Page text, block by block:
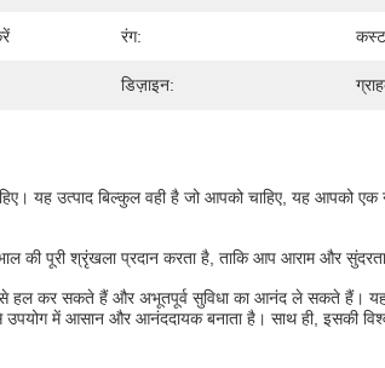
रंग:
डिज़ाइन:
यह उत्पाद बिल्कुल वही है जो आपको चाहिए, यह आपको
की पूरी श्रृंखला प्रदान करता है, ताकि आप आराम और
हल कर सकते हैं और अभूतपूर्व सुविधा का आनंद ले सकते हैं।
में आसान और आनंददायक बनाता है। साथ ही, इसकी